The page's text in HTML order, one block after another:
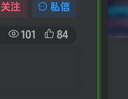
关注 私信
101 84